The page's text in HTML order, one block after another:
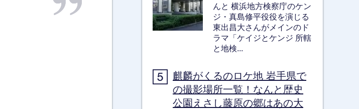
んと 横浜地方検察庁のケン
ジ・真島修平役役を演じる
東出昌大さんがメインのド
ラマ「ケイジとケンジ 所轄
と地検...
麒麟がくるのロケ地 岩手県で
の撮影場所一覧！なんと歴史
公園えさし藤原の郷はあの大